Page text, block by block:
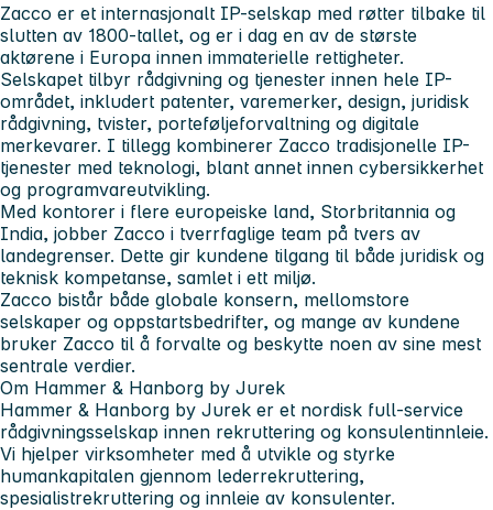
Zacco er et internasjonalt IP-selskap med røtter tilbake til
slutten av 1800-tallet, og er i dag en av de største
aktørene i Europa innen immaterielle rettigheter.
Selskapet tilbyr rådgivning og tjenester innen hele IP-
området, inkludert patenter, varemerker, design, juridisk
rådgivning, tvister, porteføljeforvaltning og digitale
merkevarer. I tillegg kombinerer Zacco tradisjonelle IP-
tjenester med teknologi, blant annet innen cybersikkerhet
og programvareutvikling.
Med kontorer i flere europeiske land, Storbritannia og
India, jobber Zacco i tverrfaglige team på tvers av
landegrenser. Dette gir kundene tilgang til både juridisk og
teknisk kompetanse, samlet i ett miljø.
Zacco bistår både globale konsern, mellomstore
selskaper og oppstartsbedrifter, og mange av kundene
bruker Zacco til å forvalte og beskytte noen av sine mest
sentrale verdier.
Om Hammer & Hanborg by Jurek
Hammer & Hanborg by Jurek er et nordisk full-service
rådgivningsselskap innen rekruttering og konsulentinnleie.
Vi hjelper virksomheter med å utvikle og styrke
humankapitalen gjennom lederrekruttering,
spesialistrekruttering og innleie av konsulenter.